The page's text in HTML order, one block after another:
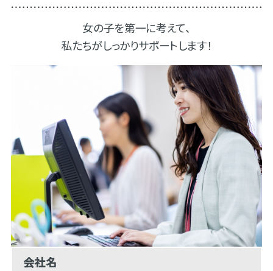
女の子を第一に考えて、
私たちがしっかりサポートします！
会社名